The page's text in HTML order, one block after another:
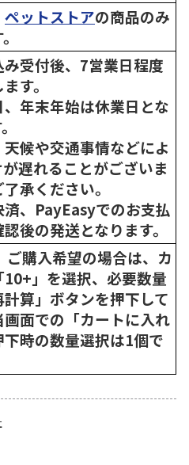
ペットストアの商品のみ
受付後、7営業日程度
す。
年末年始は休業日とな
候や交通事情などによ
遅れることがございま
承ください。
、PayEasyでのお支払
後の発送となります。
購入希望の場合は、カ
」を選択、必要数量
算」ボタンを押下して
画面での「カートに入れ
時の数量選択は1個で